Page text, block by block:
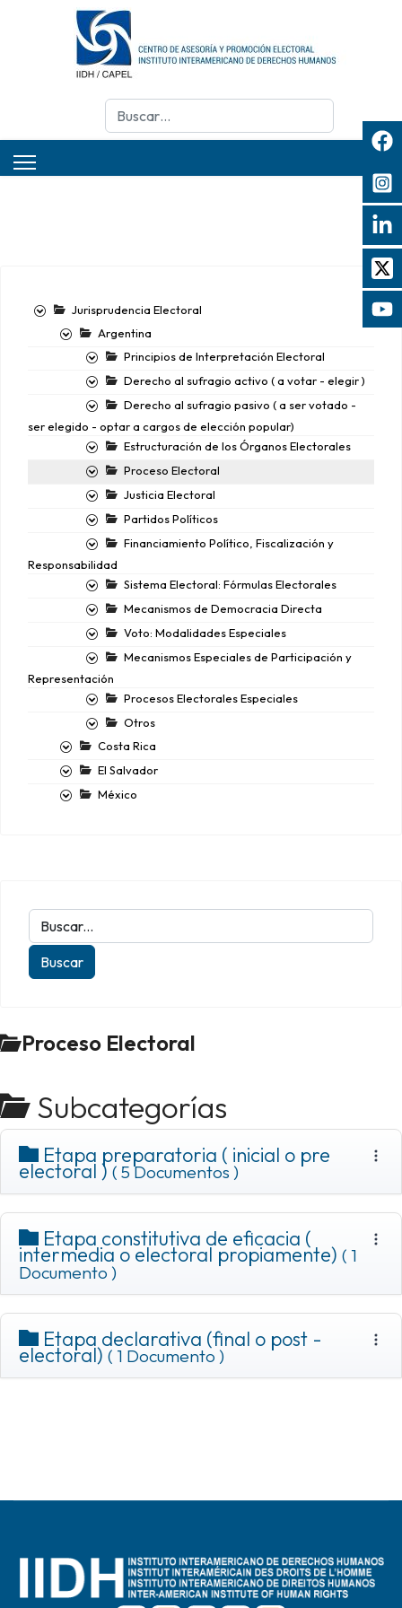
Buscar
Jurisprudencia Electoral
Argentina
Principios de Interpretación Electoral
Derecho al sufragio activo ( a votar - elegir )
Derecho al sufragio pasivo ( a ser votado -
ser elegido - optar a cargos de elección popular)
Estructuración de los Órganos Electorales
Proceso Electoral
Justicia Electoral
Partidos Políticos
Financiamiento Político, Fiscalización y
Responsabilidad
Sistema Electoral: Fórmulas Electorales
Mecanismos de Democracia Directa
Voto: Modalidades Especiales
Mecanismos Especiales de Participación y
Representación
Procesos Electorales Especiales
Otros
Costa Rica
El Salvador
México
Proceso Electoral
Subcategorías
Etapa preparatoria ( inicial o pre
electoral ) ( 5 Documentos )
Etapa constitutiva de eficacia (
intermedia o electoral propiamente) ( 1
Documento )
Etapa declarativa (final o post -
electoral) ( 1 Documento )